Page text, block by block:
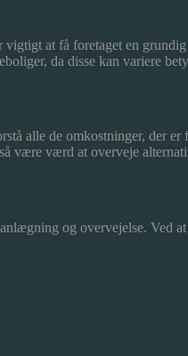
at få foretaget en
da disse kan variere
alle de omkostninger, der
være værd at overveje
og overvejelse. Ved